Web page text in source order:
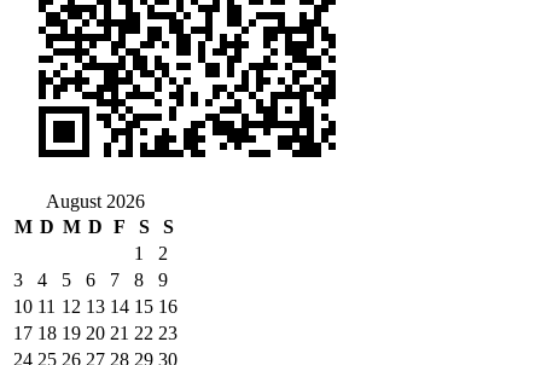
August 2026
M D M D F S
S
1
2
3
4 5 6 7 8
9
10 11 12 13 14 15 16
17 18 19 20 21 22 23
24 25 26 27 28 29 30